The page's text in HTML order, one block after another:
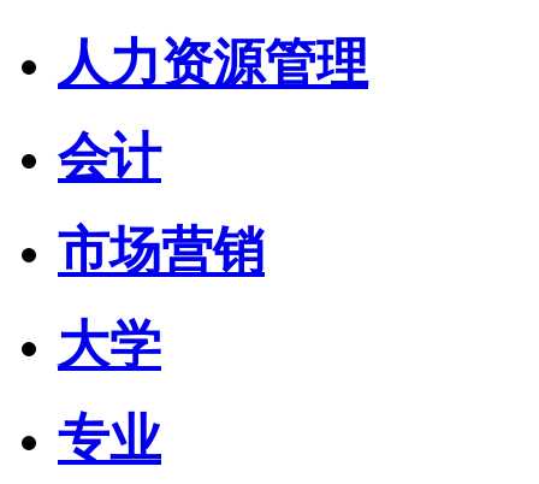
人力资源管理
会计
市场营销
大学
专业